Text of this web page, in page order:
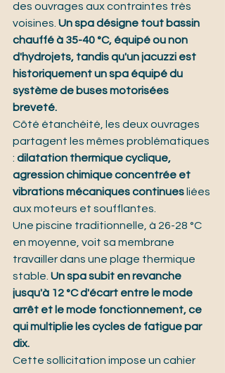
des ouvrages aux contraintes très
voisines. Un spa désigne tout bassin
chauffé à 35-40 °C, équipé ou non
d'hydrojets, tandis qu'un jacuzzi est
historiquement un spa équipé du
système de buses motorisées
breveté.
Côté étanchéité, les deux ouvrages
partagent les mêmes problématiques
: dilatation thermique cyclique,
agression chimique concentrée et
vibrations mécaniques continues liées
aux moteurs et soufflantes.
Une piscine traditionnelle, à 26-28 °C
en moyenne, voit sa membrane
travailler dans une plage thermique
stable. Un spa subit en revanche
jusqu'à 12 °C d'écart entre le mode
arrêt et le mode fonctionnement, ce
qui multiplie les cycles de fatigue par
dix.
Cette sollicitation impose un cahier